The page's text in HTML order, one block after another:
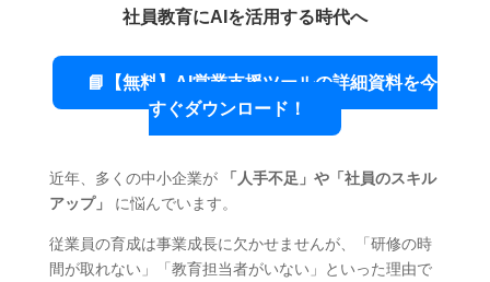
社員教育にAIを活用する時代へ
📘【無料】AI営業支援ツールの詳細資料を今
すぐダウンロード！
近年、多くの中小企業が
「人手不足」や「社員のスキル
アップ」
に悩んでいます。
従業員の育成は事業成長に欠かせませんが、「研修の時
間が取れない」「教育担当者がいない」といった理由で